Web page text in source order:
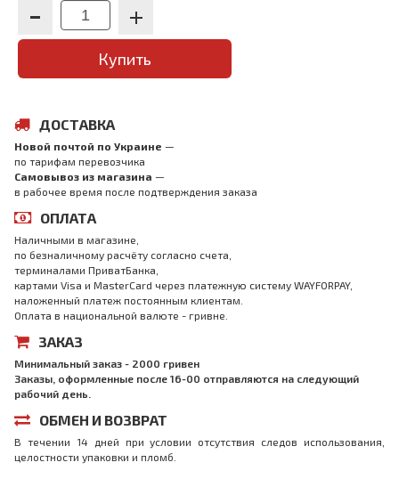
Купить
ДОСТАВКА
Новой почтой по Украине —
по тарифам перевозчика
Самовывоз из магазина —
в рабочее время после подтверждения заказа
ОПЛАТА
Наличными в магазине,
по безналичному расчёту согласно счета,
терминалами ПриватБанка,
картами Visa и MasterCard через платежную систему WAYFORPAY,
наложенный платеж постоянным клиентам.
Оплата в национальной валюте - гривне.
ЗАКАЗ
Минимальный заказ - 2000 гривен
Заказы, оформленные после 16-00 отправляются на следующий
рабочий день.
ОБМЕН И ВОЗВРАТ
В течении 14 дней при условии отсутствия следов использования,
целостности упаковки и пломб.